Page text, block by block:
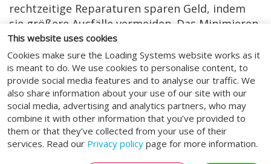
This website uses cookies
Cookies make sure the Loading Systems website works as it
is meant to do. We use cookies to personalise content, to
provide social media features and to analyse our traffic. We
also share information about your use of our site with our
social media, advertising and analytics partners, who may
combine it with other information that you’ve provided to
them or that they’ve collected from your use of their
services. Read our Privacy policy page for more information.
rechtzeitige Reparaturen sparen Geld, indem
sie größere Ausfälle vermeiden. Das Minimieren
von Ausfallzeiten gewährleistet einen
reibungslosen und effizienten Betrieb der
Ladebucht und steigert die Produktivität.
Benötigen Sie Hilfe oder
Beratung?
Loading Systems kann Ihr idealer Partner sein,